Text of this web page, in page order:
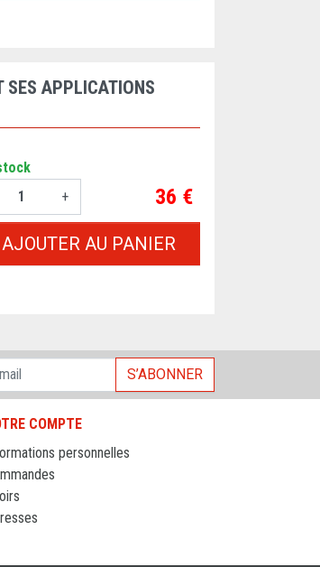
SES APPLICATIONS
+ Prix
36 €
AJOUTER AU PANIER
S’ABONNER
COMPTE
personnelles